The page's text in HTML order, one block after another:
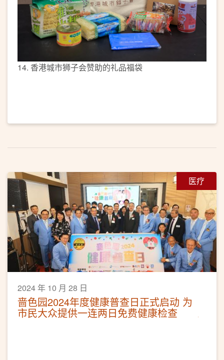
14. 香港城市狮子会赞助的礼品福袋
医疗
2024 年 10 月 28 日
啬色园2024年度健康普查日正式启动 为
市民大众提供一连两日免费健康检查